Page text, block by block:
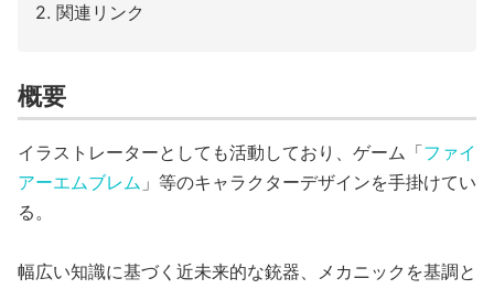
関連リンク
概要
イラストレーターとしても活動しており、ゲーム「ファイ
アーエムブレム 」等のキャラクターデザインを手掛けてい
る。
幅広い知識に基づく近未来的な銃器、メカニックを基調と